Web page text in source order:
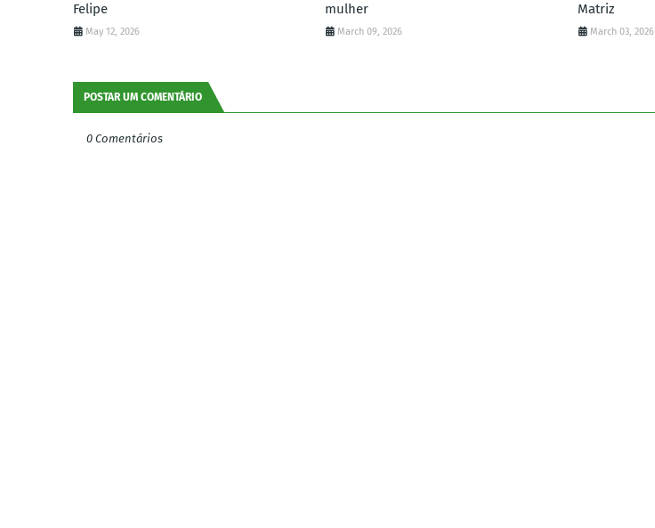
Felipe
May 12, 2026
mulher
March 09, 2026
Matriz
March 03, 2026
POSTAR UM COMENTÁRIO
0 Comentários